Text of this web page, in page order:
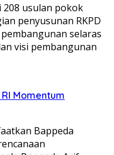
208 usulan pokok
penyusunan RKPD
selaras
visi pembangunan
Momentum
Bappeda